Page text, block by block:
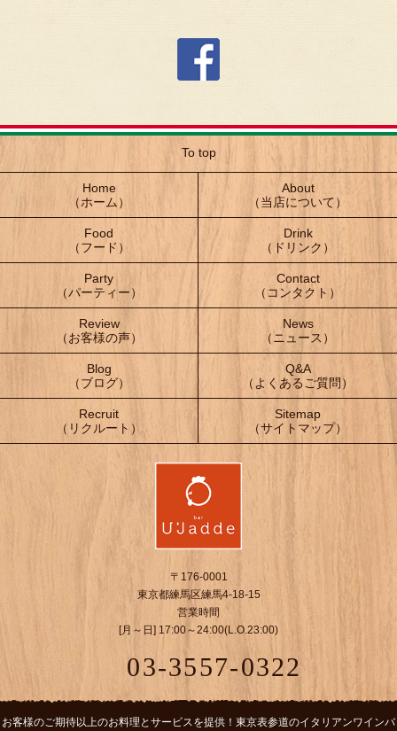
To top
Home
（ホーム）
About
（当店について）
Food
（フード）
Drink
（ドリンク）
Party
（パーティー）
Contact
（コンタクト）
Review
（お客様の声）
News
（ニュース）
Blog
（ブログ）
Q&A
（よくあるご質問）
Recruit
（リクルート）
Sitemap
（サイトマップ）
〒176-0001
東京都練馬区練馬4-18-15
営業時間
[月～日] 17:00～24:00(L.O.23:00)
03-3557-0322
お客様のご期待以上のお料理とサービスを提供！東京表参道のイタリアンワインバ